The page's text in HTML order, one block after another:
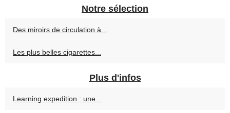
Notre sélection
Des miroirs de circulation à...
Les plus belles cigarettes...
Plus d'infos
Learning expedition : une...